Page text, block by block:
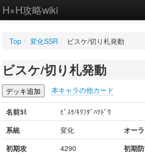
H×H攻略wiki
WIKI
設定
Top / 変化SSR / ビスケ/切り札発動
ビスケ/切り札発動
本キャラの他カード
名前ﾖﾐ
ﾋﾞｽｹ/ｷﾘﾌﾀﾞﾊﾂﾄﾞｳ
系統
変化 オーラ
初期攻
4290 初期防